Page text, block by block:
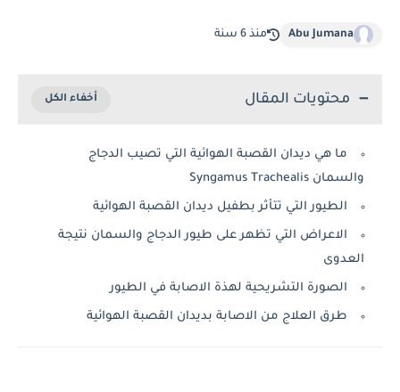
Abu Jumana منذ 6 سنة
محتويات المقال
ما هي ديدان القصبة الهوائية التي تصيب الدجاج
والسمان Syngamus Trachealis
الطيور التي تتأثر بطفيل ديدان القصبة الهوائية
الاعراض التي تظهر على طيور الدجاج والسمان نتيجة
العدوى
الصورة التشريحية لهذة الاصابة في الطيور
طرق العلاج من الاصابة بديدان القصبة الهوائية